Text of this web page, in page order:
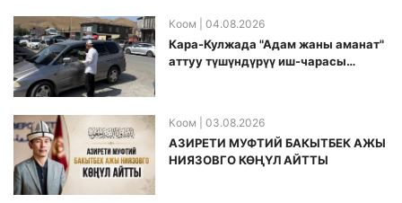
Коом | 04.08.2026
Кара-Кулжада "Адам жаны аманат"
аттуу түшүндүрүү иш-чарасы
Коом | 03.08.2026
АЗИРЕТИ МУФТИЙ БАКЫТБЕК АЖЫ
НИЯЗОВГО КӨҢҮЛ АЙТТЫ